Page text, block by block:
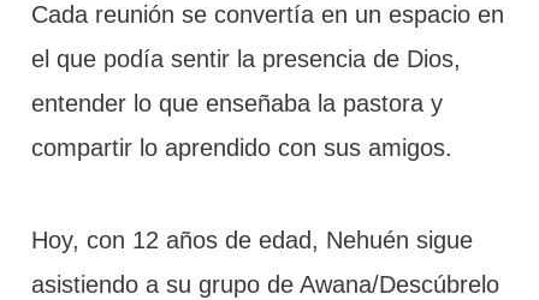
Cada reunión se convertía en un espacio en
el que podía sentir la presencia de Dios,
entender lo que enseñaba la pastora y
compartir lo aprendido con sus amigos.
Hoy, con 12 años de edad, Nehuén sigue
asistiendo a su grupo de Awana/Descúbrelo